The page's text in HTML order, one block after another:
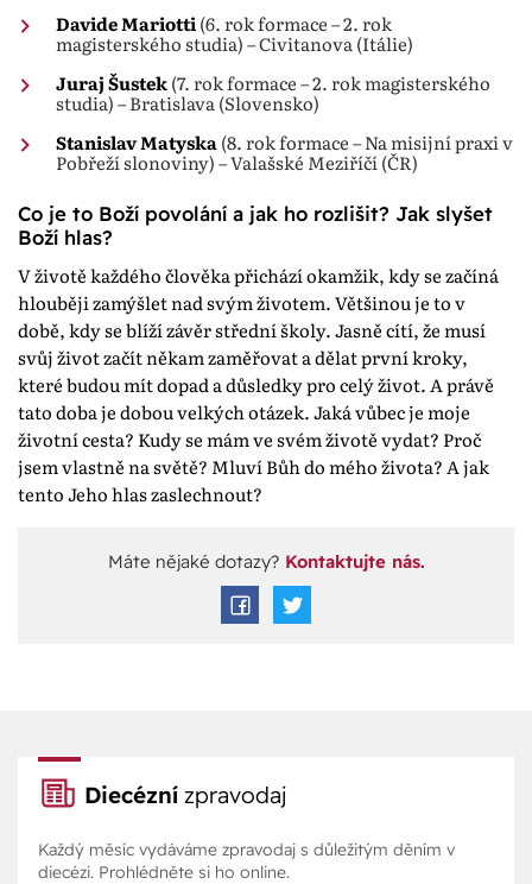
Davide Mariotti(6. rok formace – 2. rok
magisterského studia) – Civitanova (Itálie)
Juraj Šustek(7. rok formace – 2. rok magisterského
studia) – Bratislava (Slovensko)
Stanislav Matyska(8. rok formace – Na misijní praxi v
Pobřeží slonoviny) – Valašské Meziříčí (ČR)
Co je to Boží povolání a jak ho rozlišit? Jak slyšet
Boží hlas?
V životě každého člověka přichází okamžik, kdy se začíná
hlouběji zamýšlet nad svým životem. Většinou je to v
době, kdy se blíží závěr střední školy. Jasně cítí, že musí
svůj život začít někam zaměřovat a dělat první kroky,
které budou mít dopad a důsledky pro celý život. A právě
tato doba je dobou velkých otázek. Jaká vůbec je moje
životní cesta? Kudy se mám ve svém životě vydat? Proč
jsem vlastně na světě? Mluví Bůh do mého života? A jak
tento Jeho hlas zaslechnout?
Máte nějaké dotazy?Kontaktujte nás.
Diecézní zpravodaj
Každý měsíc vydáváme zpravodaj s důležitým děním v
diecézi. Prohlédněte si ho online.